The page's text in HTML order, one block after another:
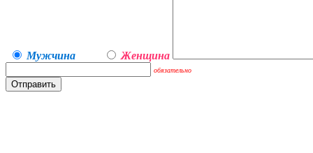
Мужчина Женщина
обязательно